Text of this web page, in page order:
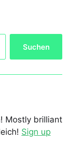
Mostly brilliant
Sign up